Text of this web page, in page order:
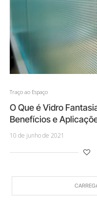
Traço ao Espaço
O Que é Vidro
Benefícios e
10 de junho de 2021